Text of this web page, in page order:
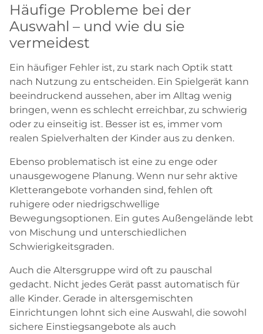
Häufige Probleme bei der
Auswahl – und wie du sie
vermeidest
Ein häufiger Fehler ist, zu stark nach Optik statt
nach Nutzung zu entscheiden. Ein Spielgerät kann
beeindruckend aussehen, aber im Alltag wenig
bringen, wenn es schlecht erreichbar, zu schwierig
oder zu einseitig ist. Besser ist es, immer vom
realen Spielverhalten der Kinder aus zu denken.
Ebenso problematisch ist eine zu enge oder
unausgewogene Planung. Wenn nur sehr aktive
Kletterangebote vorhanden sind, fehlen oft
ruhigere oder niedrigschwellige
Bewegungsoptionen. Ein gutes Außengelände lebt
von Mischung und unterschiedlichen
Schwierigkeitsgraden.
Auch die Altersgruppe wird oft zu pauschal
gedacht. Nicht jedes Gerät passt automatisch für
alle Kinder. Gerade in altersgemischten
Einrichtungen lohnt sich eine Auswahl, die sowohl
sichere Einstiegsangebote als auch